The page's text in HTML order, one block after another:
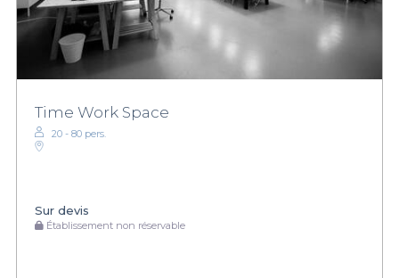
Time Work Space
20 - 80 pers.
Sur devis
Établissement non réservable